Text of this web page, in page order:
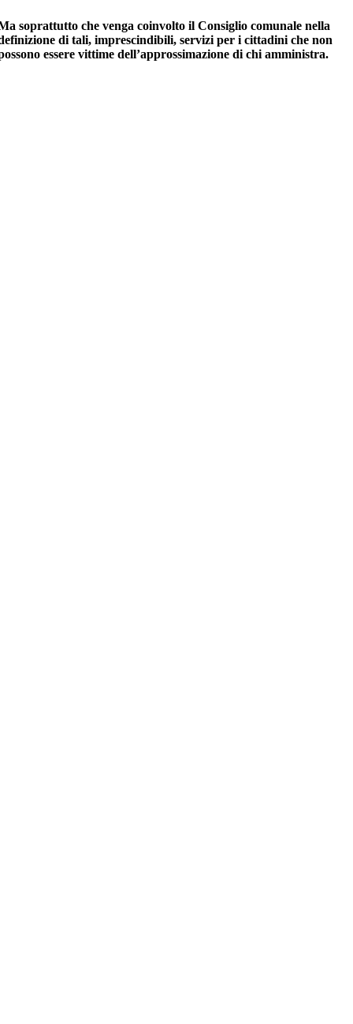
soprattutto che venga coinvolto il Consiglio comunale nella
di tali, imprescindibili, servizi per i cittadini che non
essere vittime dell’approssimazione di chi amministra.